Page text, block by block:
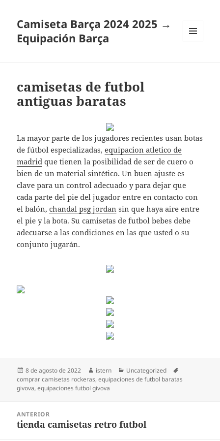
Camiseta Barça 2024 2025 →
Equipación Barça
camisetas de futbol
antiguas baratas
La mayor parte de los jugadores recientes usan botas
de fútbol especializadas,equipacion atletico de
madrid que tienen la posibilidad de ser de cuero o
bien de un material sintético. Un buen ajuste es
clave para un control adecuado y para dejar que
cada parte del pie del jugador entre en contacto con
el balón,chandal psg jordan sin que haya aire entre
el pie y la bota. Su camisetas de futbol bebes debe
adecuarse a las condiciones en las que usted o su
conjunto jugarán.
Publicado
el
8 de agosto de 2022 Autor
istern Categorías
Uncategorized
comprar camisetas rockeras,equipaciones de futbol baratas
givova,equipaciones futbol givova
entradas
ANTERIOR
Entrada
tienda camisetas retro futbol